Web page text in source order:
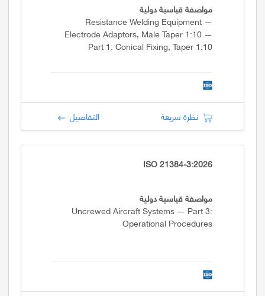
مواصفة قياسية دولية
Resistance Welding Equipment —
Electrode Adaptors, Male Taper 1:10 —
Part 1: Conical Fixing, Taper 1:10
نظرة سريعة التفاصيل
ISO 21384-3:2026
مواصفة قياسية دولية
Uncrewed Aircraft Systems — Part 3:
Operational Procedures